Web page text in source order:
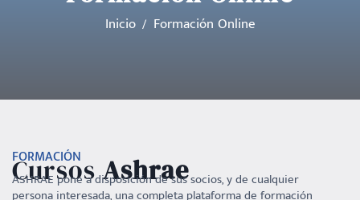
Inicio Formación Online
FORMACIÓN
CursosAshrae
ASHRAE pone a disposición de sus socios, y de cualquier
persona interesada, una completa plataforma de formación